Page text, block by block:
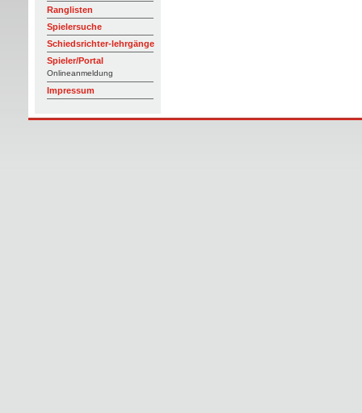
Ranglisten
Spielersuche
Schiedsrichter-lehrgänge
Spieler/Portal
Onlineanmeldung
Impressum